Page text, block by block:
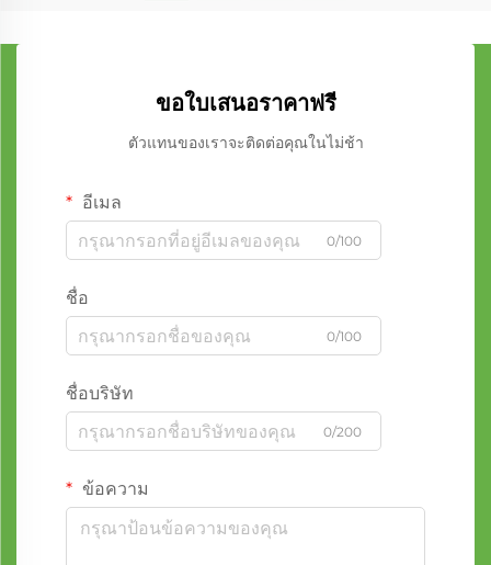
ขอใบเสนอราคาฟรี
ตัวแทนของเราจะติดต่อคุณในไม่ช้า
อีเมล
0/100
ชื่อ
0/100
ชื่อบริษัท
0/200
ข้อความ